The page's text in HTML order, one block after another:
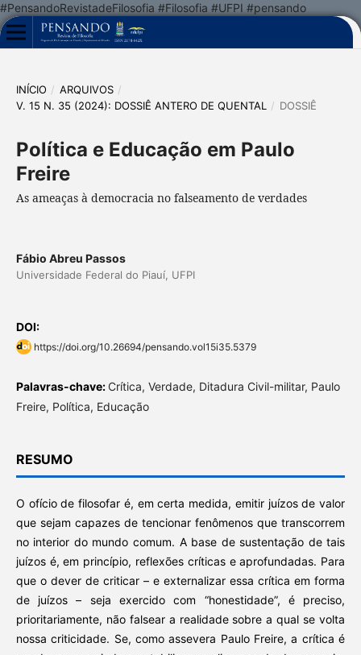
#PensandoRevistadeFilosofia #Filosofia #UFPI #pensando
INÍCIO / ARQUIVOS /
V. 15 N. 35 (2024): DOSSIÊ ANTERO DE QUENTAL
/ DOSSIÊ
Política e Educação em Paulo
Freire
As ameaças à democracia no falseamento de verdades
Fábio Abreu Passos
Universidade Federal do Piauí, UFPI
DOI:
https://doi.org/10.26694/pensando.vol15i35.5379
Palavras-chave: Crítica, Verdade, Ditadura Civil-militar, Paulo
Freire, Política, Educação
RESUMO
O ofício de filosofar é, em certa medida, emitir juízos de valor
que sejam capazes de tencionar fenômenos que transcorrem
no interior do mundo comum. A base de sustentação de tais
juízos é, em princípio, reflexões críticas e aprofundadas. Para
que o dever de criticar – e externalizar essa crítica em forma
de juízos – seja exercido com “honestidade”, é preciso,
prioritariamente, não falsear a realidade sobre a qual se volta
nossa criticidade. Se, como assevera Paulo Freire, a crítica é